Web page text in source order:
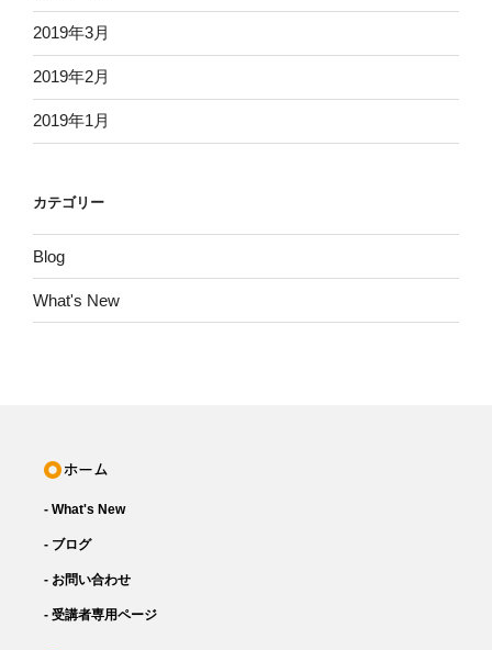
2019年3月
2019年2月
2019年1月
カテゴリー
Blog
What's New
- What's New
- ブログ
- お問い合わせ
- 受講者専用ページ